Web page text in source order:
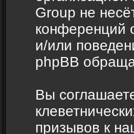
Group не
конференций
и/или
phpBB
Вы
призывов к